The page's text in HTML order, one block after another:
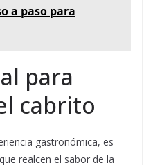
a paso para
para
cabrito
gastronómica, es
realcen el sabor de la